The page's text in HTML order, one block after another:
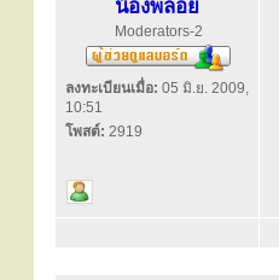
น้องพลอย
Moderators-2
ลงทะเบียนเมื่อ: 05 มิ.ย. 2009,
10:51
โพสต์: 2919